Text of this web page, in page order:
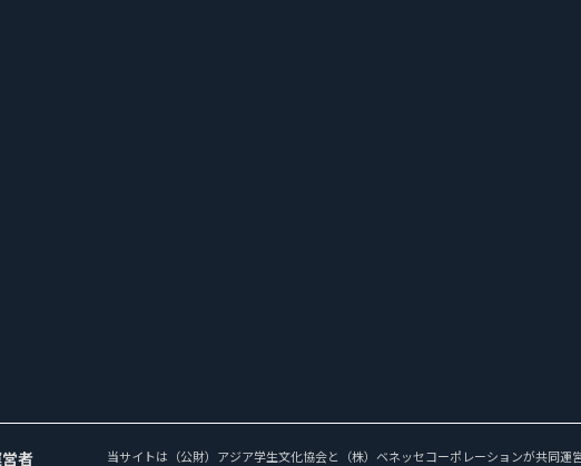
者 当サイトは（公財）アジア学生文化協会と（株）ベネッセコーポレーションが共同運